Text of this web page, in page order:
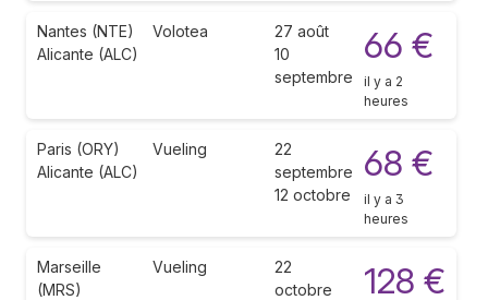
Nantes (NTE)
Alicante (ALC)
Volotea
27 août
10
septembre
66 €
il y a 2
heures
Paris (ORY)
Alicante (ALC)
Vueling
22
septembre
12 octobre
68 €
il y a 3
heures
Marseille
(MRS)
Vueling
22
octobre
128 €